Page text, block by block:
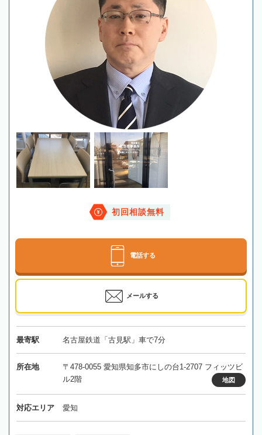
初回相談無料
電話する
メールする
最寄駅 名古屋鉄道「古見駅」車で7分
所在地
〒478-0055 愛知県知多市にしの台1-2707 フィッツビ
ル2階
地図
対応エリア 愛知